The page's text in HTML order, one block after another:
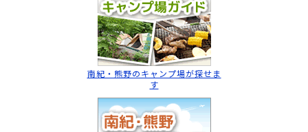
南紀・熊野のキャンプ場が探せま
す